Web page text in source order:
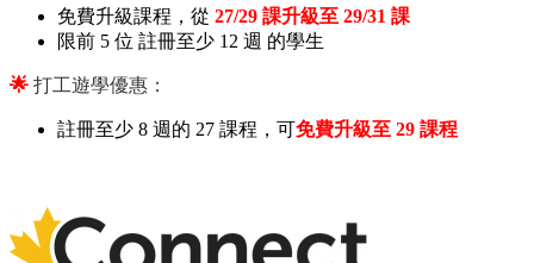
免費升級課程，從 27/29 課升級至 29/31 課
限前 5 位 註冊至少 12 週 的學生
🌟 打工遊學優惠：
註冊至少 8 週的 27 課程，可免費升級至 29 課程